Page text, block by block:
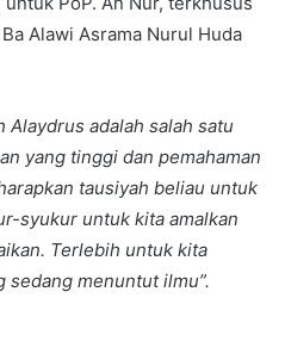
Alawi Asrama Nurul Huda
Alaydrus adalah salah satu
yang tinggi dan pemahaman
tausiyah beliau untuk
syukur untuk kita amalkan
Terlebih untuk kita
sedang menuntut ilmu”.